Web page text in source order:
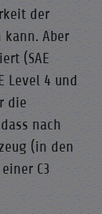
der
kann. Aber
(SAE
Level 4 und
die
nach
(in den
C3